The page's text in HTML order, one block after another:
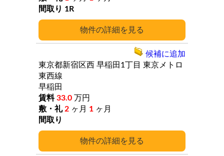
詳細
1R
詳細
東京都新宿区西 早稲田1丁目 東京メトロ
東西線
早稲田
33.0 万円
2 ヶ月 1 ヶ月
候補に追加